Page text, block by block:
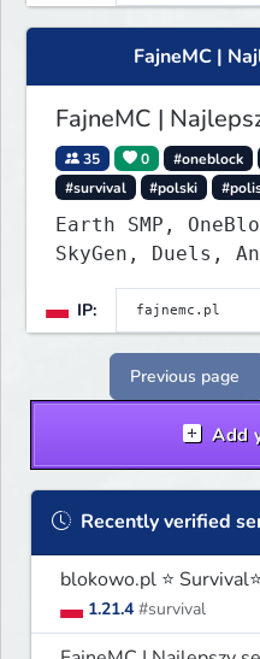
FajneMC |
FajneMC |
35 0 #oneblock
#survival
#polski
Earth SMP,
SkyGen, Duels,
IP:
Previous page
Add
Recently verified
blokowo.pl ⭐
1.21.4 #survival